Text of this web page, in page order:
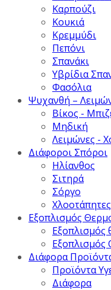
Καρπούζι
Κουκιά
Κρεμμύδι
Πεπόνι
Σπανάκι
Υβρίδια
Φασόλια
Ψυχανθή –
Βίκος -
Μηδική
Λειμώνες -
Διάφοροι Σπόροι
Ηλίανθος
Σιτηρά
Σόργο
Εξοπλισμός
Εξοπλισμός
Διάφορα
Προϊόντα
Διάφορα